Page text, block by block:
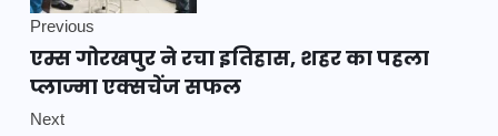
Previous
एम्स गोरखपुर ने रचा इतिहास, शहर का पहला
प्लाज्मा एक्सचेंज सफल
Next